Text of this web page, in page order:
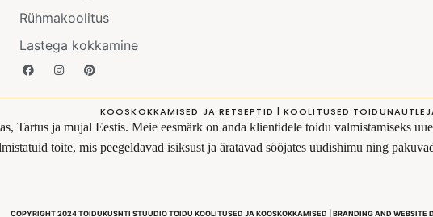
Rühmakoolitus
Lastega kokkamine
KOOSKOKKAMISED JA RETSEPTID | KOOLITUSED
Tartus ja mujal Eestis. Meie eesmärk on anda klientidele toidu valmistamiseks
toite, mis peegeldavad isiksust ja äratavad sööjates uudishimu ning
COPYRIGHT 2024 TOIDUKUSNTI STUUDIO TOIDU KOOLITUSED JA KOOSKOKKAMISED | BRANDING AND WEBSITE